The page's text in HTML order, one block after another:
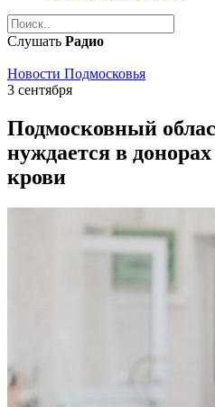
Слушать Радио
Новости Подмосковья
3 сентября
Подмосковный
нуждается в
крови